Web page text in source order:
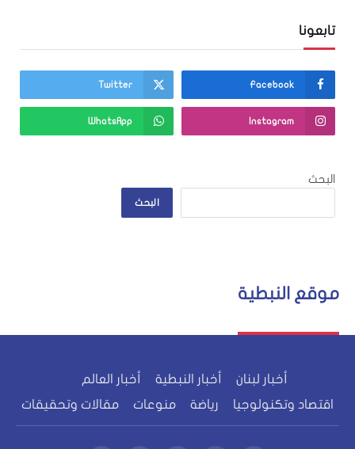
تابعونا
Facebook
Twitter
Instagram
WhatsApp
البحث
البحث
موقع النبطية
أخبار لبنان أخبار النبطية
أخبار العالم
اقتصاد وتكنولوجيا
رياضة منوعات مقالات وتحقيقات